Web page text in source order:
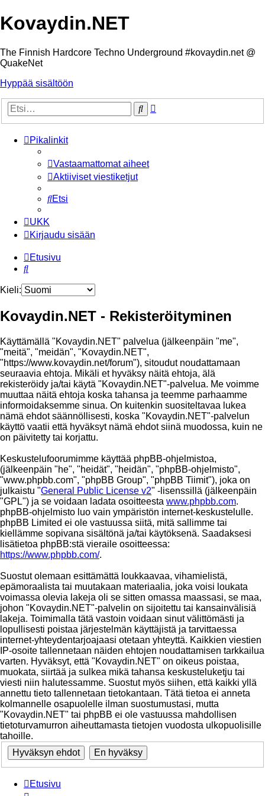
Kovaydin.NET
The Finnish Hardcore Techno Underground #kovaydin.net @
QuakeNet
Hyppää sisältöön
Etsi
Pikalinkit
Vastaamattomat aiheet
Aktiiviset viestiketjut
Etsi
UKK
Kirjaudu sisään
Etusivu
Etsi
Kieli:
Kovaydin.NET - Rekisteröityminen
Käyttämällä "Kovaydin.NET" palvelua (jälkeenpäin "me",
"meitä", "meidän", "Kovaydin.NET",
"https://www.kovaydin.net/forum"), sitoudut noudattamaan
seuraavia ehtoja. Mikäli et hyväksy näitä ehtoja, älä
rekisteröidy ja/tai käytä "Kovaydin.NET"-palvelua. Me voimme
muuttaa näitä ehtoja koska tahansa ja teemme parhaamme
informoidaksemme sinua. On kuitenkin suositeltavaa lukea
nämä ehdot säännöllisesti, koska "Kovaydin.NET"-palvelun
käyttö vaatii että hyväksyt nämä ehdot siinä muodossa, kuin ne
on päivitetty tai korjattu.
Keskustelufoorumimme käyttää phpBB-ohjelmistoa,
(jälkeenpäin "he", "heidät", "heidän", "phpBB-ohjelmisto",
"www.phpbb.com", "phpBB Group", "phpBB Tiimit"), joka on
julkaistu "General Public License v2" -lisenssillä (jälkeenpäin
"GPL") ja se voidaan ladata osoitteesta www.phpbb.com.
phpBB-ohjelmisto luo vain ympäristön internet-keskustelulle.
phpBB Limited ei ole vastuussa siitä, mitä sallimme tai
kiellämme sopivana sisältönä ja/tai käytöksenä. Saadaksesi
lisätietoa phpBB:stä vieraile osoitteessa:
https://www.phpbb.com/.
Suostut olemaan esittämättä loukkaavaa, vihamielistä,
epämoraalista tai muutakaan materiaalia, joka voisi loukata
voimassa olevia lakeja oli se sitten omassa maassasi, se maa,
johon "Kovaydin.NET"-palvelin on sijoitettu tai kansainvälisiä
lakeja. Toimimalla tätä vastoin voidaan sinut välittömästi ja
lopullisesti poistaa järjestelmän käyttäjistä ja tarvittaessa
internet-yhteydentarjoajaasi otetaan yhteyttä. Kaikkien viestien
IP-osoite tallennetaan näiden ehtojen noudattamisen tarkkailua
varten. Hyväksyt, että "Kovaydin.NET" on oikeus poistaa,
muokata, siirtää ja sulkea mikä tahansa keskusteluketju tai
viesti niin halutessamme. Suostut myös siihen, että kaikki yllä
annettu tieto tallennetaan tietokantaan. Tätä tietoa ei anneta
kolmannelle osapuolelle ilman suostumustasi, mutta
"Kovaydin.NET" tai phpBB ei ole vastuussa mahdollisen
tietoturvamurron aiheuttamasta tietojen vuodosta ulkopuolisille
tahoille.
Etusivu